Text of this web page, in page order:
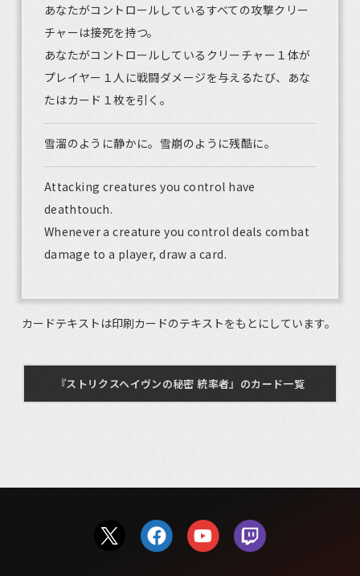
あなたがコントロールしているすべての攻撃クリー
チャーは接死を持つ。
あなたがコントロールしているクリーチャー１体が
プレイヤー１人に戦闘ダメージを与えるたび、あな
たはカード１枚を引く。
雪溜のように静かに。雪崩のように残酷に。
Attacking creatures you control have
deathtouch.
Whenever a creature you control deals combat
damage to a player, draw a card.
カードテキストは印刷カードのテキストをもとにしています。
『ストリクスヘイヴンの秘密 統率者』のカード一覧